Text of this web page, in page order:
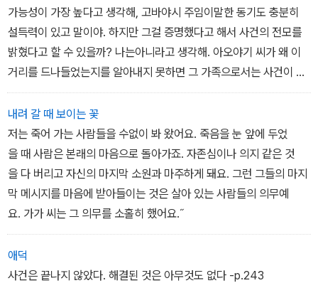
“따뜻한 게 이거밖에 없더군요. 코코아가 있었으면 좋았을 텐데.”
“코코아를 좋아하세요?”
“아니, 그런 게 아니라 카페인 없는 음료가 좋을 것 같아서요.”
가능성이 가장 높다고 생각해, 고바야시 주임이말한 동기도 충분히
설득력이 있고 말이야. 하지만 그걸 증명했다고 해서 사건의 전모를
밝혔다고 할 수 있을까? 나는아니라고 생각해. 아오야기 씨가 왜 이
거리를 드나들었는지를 알아내지 못하면 그 가족으로서는 사건이 종
결됐다고 볼수 없어.˝
p.159
내려 갈 때 보이는 꽃
저는 죽어 가는 사람들을 수없이 봐 왔어요. 죽음을 눈 앞에 두었
을 때 사람은 본래의 마음으로 돌아가죠. 자존심이나 의지 같은 것
을 다 버리고 자신의 마지막 소원과 마주하게 돼요. 그런 그들의 마지
막 메시지를 마음에 받아들이는 것은 살아 있는 사람들의 의무예
요. 가가 씨는 그 의무를 소홀히 했어요.˝
애덕
사건은 끝나지 않았다. 해결된 것은 아무것도 없다 -p.243